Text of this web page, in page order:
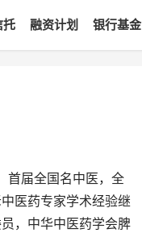
托 融资计划 银行基金
首届全国名中医，全
医药专家学术经验继
，中华中医药学会脾